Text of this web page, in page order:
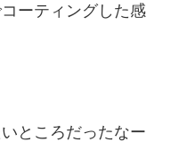
ーティングした感
ところだったなー